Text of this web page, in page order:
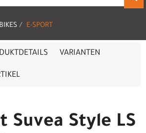
E-SPORT
VARIANTEN
Suvea Style LS